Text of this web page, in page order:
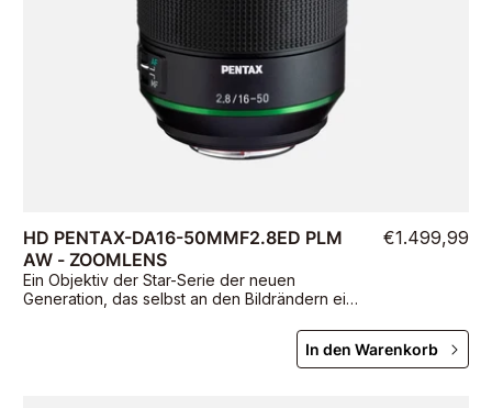
HD PENTAX-DA16-50MMF2.8ED PLM
AW - ZOOMLENS
Ein Objektiv der Star-Serie der neuen
Generation, das selbst an den Bildrändern eine
gewährleistet und klare, scharfe Bilder mit
€1.499,99
In den Warenkorb